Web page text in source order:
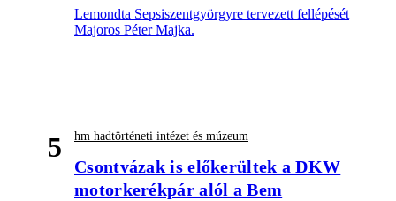
Lemondta Sepsiszentgyörgyre tervezett fellépését
Majoros Péter Majka.
5 hm hadtörténeti intézet és múzeum
Csontvázak is előkerültek a DKW
motorkerékpár alól a Bem